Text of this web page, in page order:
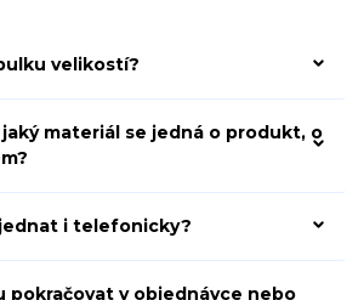
velikostí?
materiál se jedná o produkt, o
i telefonicky?
pokračovat v objednávce nebo